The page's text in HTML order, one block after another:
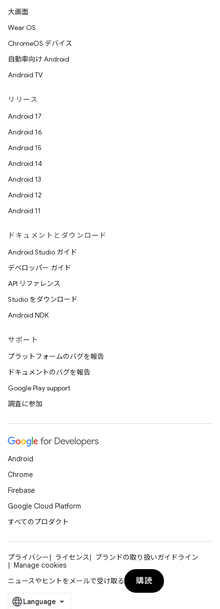
大画面
Wear OS
ChromeOS デバイス
自動車向け Android
Android TV
リリース
Android 17
Android 16
Android 15
Android 14
Android 13
Android 12
Android 11
ドキュメントとダウンロード
Android Studio ガイド
デベロッパー ガイド
API リファレンス
Studio をダウンロード
Android NDK
サポート
プラットフォームのバグを報告
ドキュメントのバグを報告
Google Play support
調査に参加
Android
Chrome
Firebase
Google Cloud Platform
すべてのプロダクト
プライバシー ライセンス
ブランドの取り扱いガイドライン
Manage cookies
ニュースやヒントをメールで受け取る
購読